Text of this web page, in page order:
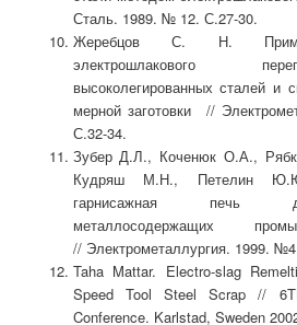
Сталь. 1989. № 12. С.27-30.
Жеребцов С. Н.
электрошлакового
высоколегированных сталей и
мерной заготовки //
С.32-34.
Зубер Д.Л., Коченюк О.А.,
Кудряш М.Н., Петелин
гарнисажная печь
металлосодержащих
// Электрометаллургия. 1999.
Taha Mattar. Electro-slag
Speed Tool Steel Scrap //
Conference. Karlstad, Sweden